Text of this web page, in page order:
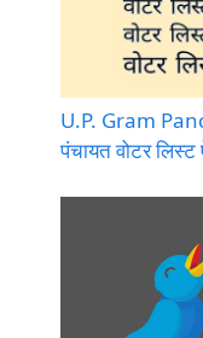
U.P. Gram
पंचायत वोटर